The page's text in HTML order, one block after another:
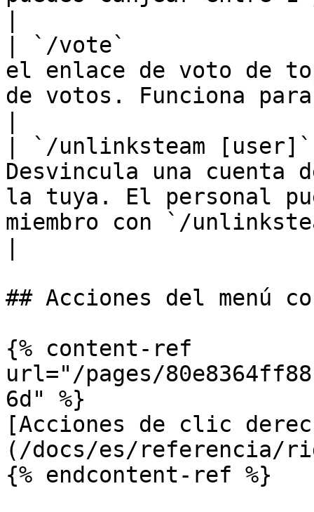
| `/vote`
el enlace de voto de
de votos. Funciona
| `/unlinksteam
Desvincula una cuenta
la tuya. El personal
miembro con `/
## Acciones del menú
{% content-ref
url="/pages/
6d" %}
[Acciones de clic
(/docs/es/referencia/
{% endcontent-ref %}